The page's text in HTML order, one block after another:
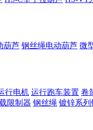
葫芦 钢丝绳电动葫芦 微
行电机 运行跑车装置 卷
限制器 钢丝绳 镀锌系列